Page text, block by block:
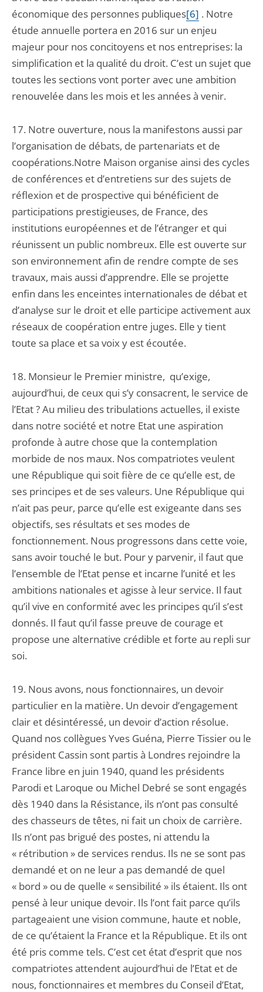
économique des personnes publiques[6] . Notre
étude annuelle portera en 2016 sur un enjeu
majeur pour nos concitoyens et nos entreprises: la
simplification et la qualité du droit. C’est un sujet que
toutes les sections vont porter avec une ambition
renouvelée dans les mois et les années à venir.
17. Notre ouverture, nous la manifestons aussi par
l’organisation de débats, de partenariats et de
coopérations.Notre Maison organise ainsi des cycles
de conférences et d’entretiens sur des sujets de
réflexion et de prospective qui bénéficient de
participations prestigieuses, de France, des
institutions européennes et de l’étranger et qui
réunissent un public nombreux. Elle est ouverte sur
son environnement afin de rendre compte de ses
travaux, mais aussi d’apprendre. Elle se projette
enfin dans les enceintes internationales de débat et
d’analyse sur le droit et elle participe activement aux
réseaux de coopération entre juges. Elle y tient
toute sa place et sa voix y est écoutée.
18. Monsieur le Premier ministre, qu’exige,
aujourd’hui, de ceux qui s’y consacrent, le service de
l’Etat ? Au milieu des tribulations actuelles, il existe
dans notre société et notre Etat une aspiration
profonde à autre chose que la contemplation
morbide de nos maux. Nos compatriotes veulent
une République qui soit fière de ce qu’elle est, de
ses principes et de ses valeurs. Une République qui
n’ait pas peur, parce qu’elle est exigeante dans ses
objectifs, ses résultats et ses modes de
fonctionnement. Nous progressons dans cette voie,
sans avoir touché le but. Pour y parvenir, il faut que
l’ensemble de l’Etat pense et incarne l’unité et les
ambitions nationales et agisse à leur service. Il faut
qu’il vive en conformité avec les principes qu’il s’est
donnés. Il faut qu’il fasse preuve de courage et
propose une alternative crédible et forte au repli sur
soi.
19. Nous avons, nous fonctionnaires, un devoir
particulier en la matière. Un devoir d’engagement
clair et désintéressé, un devoir d’action résolue.
Quand nos collègues Yves Guéna, Pierre Tissier ou le
président Cassin sont partis à Londres rejoindre la
France libre en juin 1940, quand les présidents
Parodi et Laroque ou Michel Debré se sont engagés
dès 1940 dans la Résistance, ils n’ont pas consulté
des chasseurs de têtes, ni fait un choix de carrière.
Ils n’ont pas brigué des postes, ni attendu la
« rétribution » de services rendus. Ils ne se sont pas
demandé et on ne leur a pas demandé de quel
« bord » ou de quelle « sensibilité » ils étaient. Ils ont
pensé à leur unique devoir. Ils l’ont fait parce qu’ils
partageaient une vision commune, haute et noble,
de ce qu’étaient la France et la République. Et ils ont
été pris comme tels. C’est cet état d’esprit que nos
compatriotes attendent aujourd’hui de l’Etat et de
nous, fonctionnaires et membres du Conseil d’Etat,